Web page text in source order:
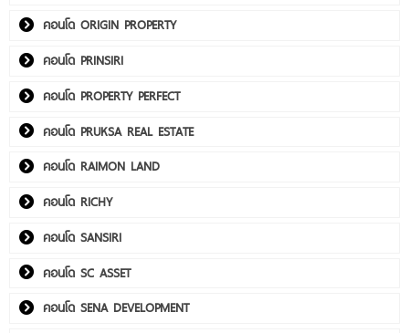
คอนโด ORIGIN PROPERTY
คอนโด PRINSIRI
คอนโด PROPERTY PERFECT
คอนโด PRUKSA REAL ESTATE
คอนโด RAIMON LAND
คอนโด RICHY
คอนโด SANSIRI
คอนโด SC ASSET
คอนโด SENA DEVELOPMENT